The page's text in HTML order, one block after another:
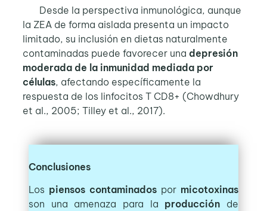
Desde la perspectiva inmunológica, aunque
la ZEA de forma aislada presenta un impacto
limitado, su inclusión en dietas naturalmente
contaminadas puede favorecer una depresión
moderada de la inmunidad mediada por
células, afectando específicamente la
respuesta de los linfocitos T CD8+ (Chowdhury
et al., 2005; Tilley et al., 2017).
Conclusiones
Los piensos contaminados por micotoxinas
son una amenaza para la producción de